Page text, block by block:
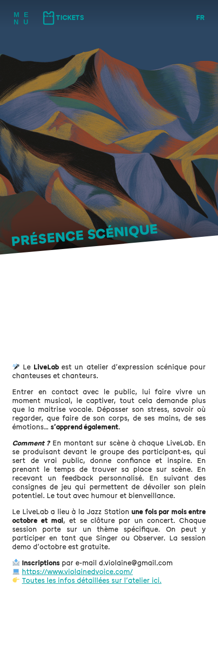
M
E
N
U TICKETS FR
PRÉSENCE SCÉNIQUE
Le LiveLabest un atelier d’expression scénique pour
chanteuses et chanteurs.
Entrer en contact avec le public, lui faire vivre un
moment musical, le captiver, tout cela demande plus
que la maitrise vocale. Dépasser son stress, savoir où
regarder, que faire de son corps, de ses mains, de ses
émotions… s’apprend également.
Comment ?En montant sur scène à chaque LiveLab. En
se produisant devant le groupe des participant·es, qui
sert de vrai public, donne confiance et inspire. En
prenant le temps de trouver sa place sur scène. En
recevant un feedback personnalisé. En suivant des
consignes de jeu qui permettent de dévoiler son plein
potentiel. Le tout avec humour et bienveillance.
Le LiveLab a lieu à la Jazz Station une fois par mois entre
octobre et mai, et se clôture par un concert. Chaque
session porte sur un thème spécifique. On peut y
participer en tant que Singer ou Observer. La session
demo d’octobre est gratuite.
Inscriptionspar e-mail d.violaine@gmail.com
https://www.violainedvoice.com/
Toutes les infos détaillées sur l’atelier ici.